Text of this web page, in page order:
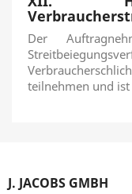
Der
teilnehmen und
J. JACOBS GMBH